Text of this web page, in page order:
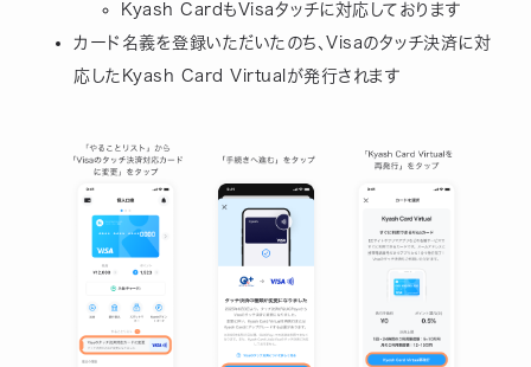
Kyash CardもVisaタッチに対応しております
カード名義を登録いただいたのち、Visaのタッチ決済に対
応したKyash Card Virtualが発行されます